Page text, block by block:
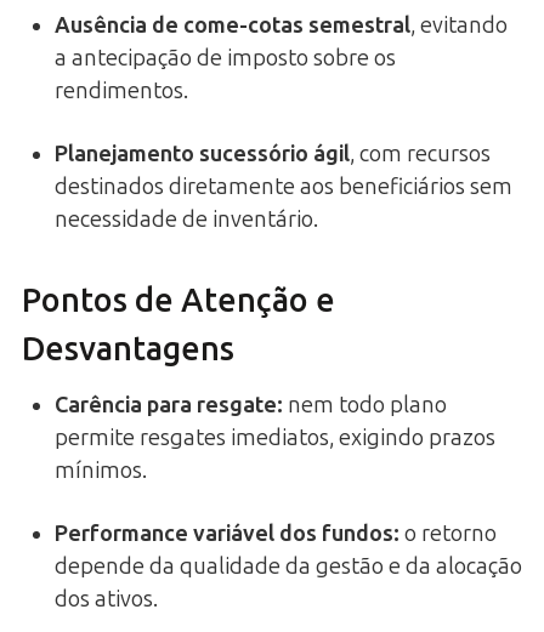
Ausência de come-cotas semestral, evitando
a antecipação de imposto sobre os
rendimentos.
Planejamento sucessório ágil, com recursos
destinados diretamente aos beneficiários sem
necessidade de inventário.
Pontos de Atenção e
Desvantagens
Carência para resgate: nem todo plano
permite resgates imediatos, exigindo prazos
mínimos.
Performance variável dos fundos: o retorno
depende da qualidade da gestão e da alocação
dos ativos.